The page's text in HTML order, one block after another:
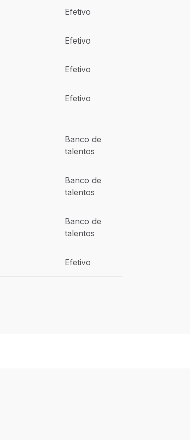
Efetivo
Efetivo
Efetivo
Efetivo
Banco de
talentos
Banco de
talentos
Banco de
talentos
Efetivo